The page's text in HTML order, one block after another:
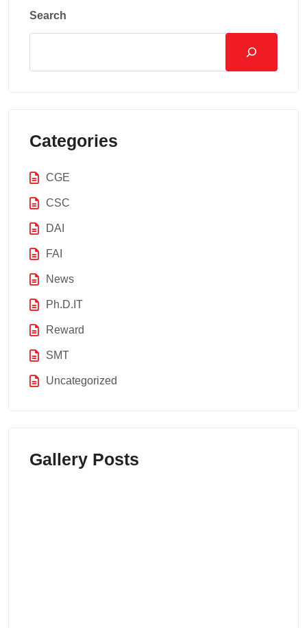
Search
Categories
CGE
CSC
DAI
FAI
News
Ph.D.IT
Reward
SMT
Uncategorized
Gallery Posts